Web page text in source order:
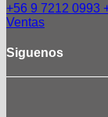
+56 9 7212 0993
Ventas
Siguenos